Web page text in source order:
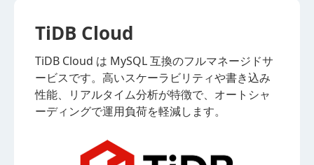
TiDB Cloud
TiDB Cloud は MySQL 互換のフルマネージドサ
ービスです。高いスケーラビリティや書き込み
性能、リアルタイム分析が特徴で、オートシャ
ーディングで運用負荷を軽減します。